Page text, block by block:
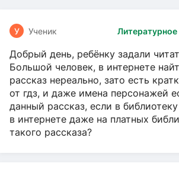
Литературное
У Ученик
Добрый день, ребёнку задали
Большой человек, в интернете
рассказ нереально, зато есть
от гдз, и даже имена персонажей
данный рассказ, если в
в интернете даже на платных
такого рассказа?